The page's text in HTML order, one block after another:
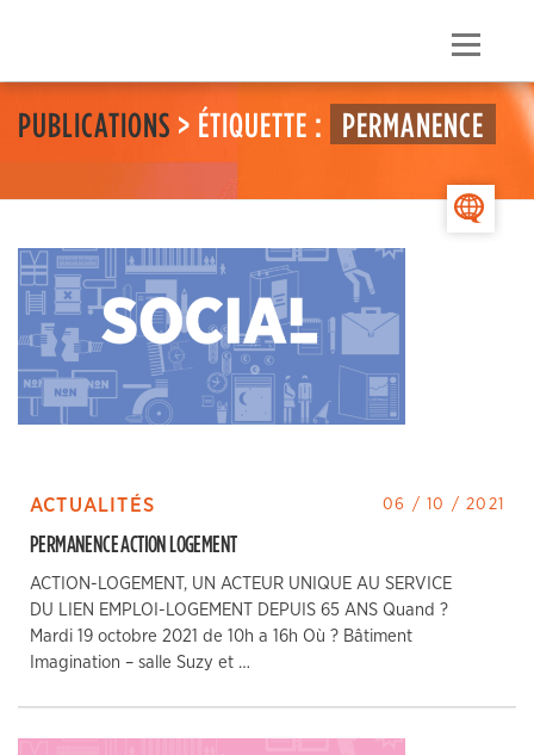
Menu
PUBLICATIONS > ÉTIQUETTE : PERMANENCE
ACTUALITÉS 06 / 10 / 2021
PERMANENCE ACTION LOGEMENT
ACTION-LOGEMENT, UN ACTEUR UNIQUE AU SERVICE
DU LIEN EMPLOI-LOGEMENT DEPUIS 65 ANS Quand ?
Mardi 19 octobre 2021 de 10h a 16h Où ? Bâtiment
Imagination – salle Suzy et …